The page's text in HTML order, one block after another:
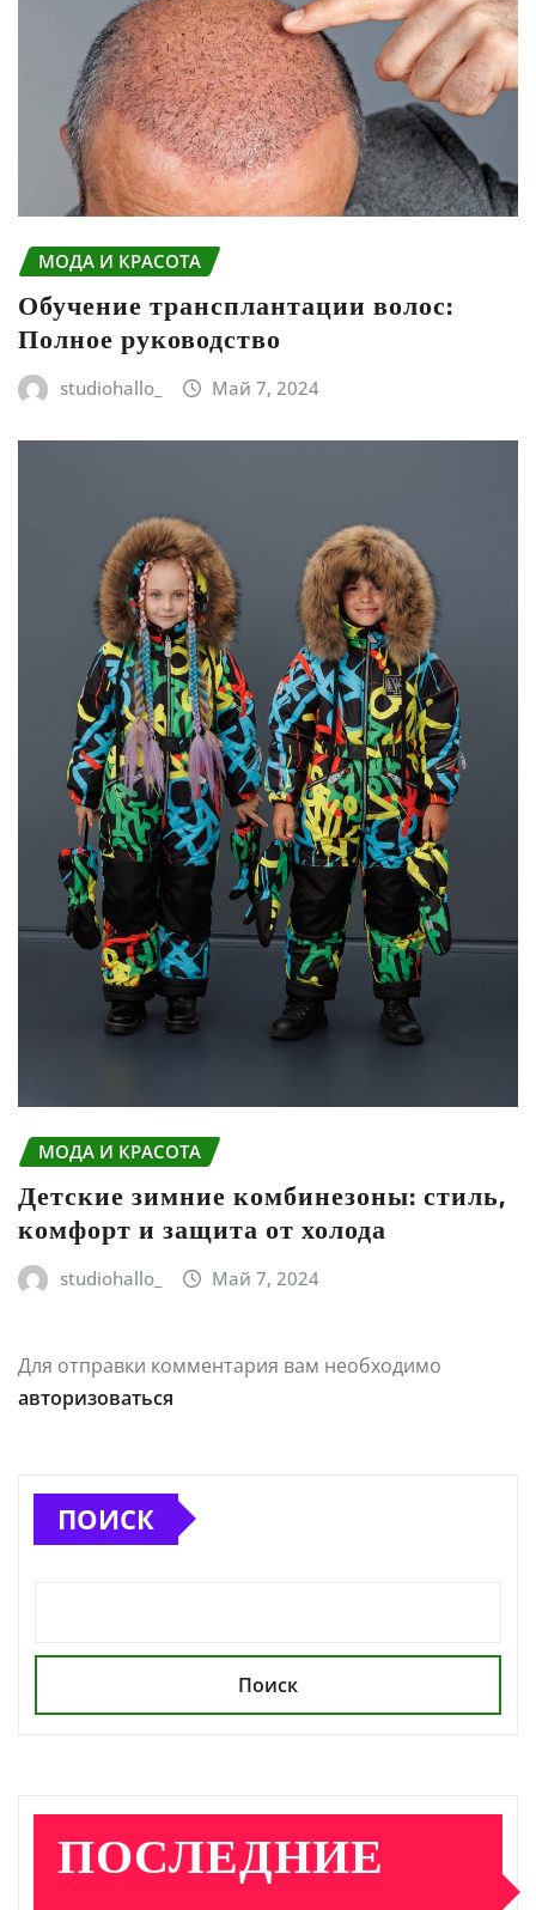
МОДА И КРАСОТА
Обучение трансплантации волос:
Полное руководство
studiohallo_ Май 7, 2024
МОДА И КРАСОТА
Детские зимние комбинезоны: стиль,
комфорт и защита от холода
studiohallo_ Май 7, 2024
Для отправки комментария вам необходимо
авторизоваться
ПОИСК
Поиск
ПОСЛЕДНИЕ